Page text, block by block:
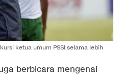
ketua umum PSSI selama lebih
berbicara mengenai